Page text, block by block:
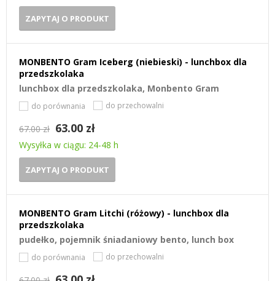
ZAPYTAJ O PRODUKT
MONBENTO Gram Iceberg (niebieski) - lunchbox dla
przedszkolaka
lunchbox dla przedszkolaka, Monbento Gram
do porównania do przechowalni
67.00 zł 63.00 zł
Wysyłka w ciągu: 24-48 h
ZAPYTAJ O PRODUKT
MONBENTO Gram Litchi (różowy) - lunchbox dla
przedszkolaka
pudełko, pojemnik śniadaniowy bento, lunch box
do porównania do przechowalni